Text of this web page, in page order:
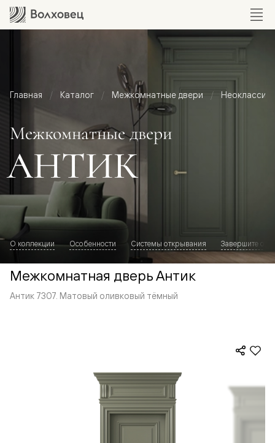
Главная Каталог Межкомнатные двери Неоклассика
Межкомнатные двери
АНТИК
О коллекции Особенности Системы открывания Завершите
Межкомнатная дверь Антик
Антик 7307. Матовый оливковый тёмный